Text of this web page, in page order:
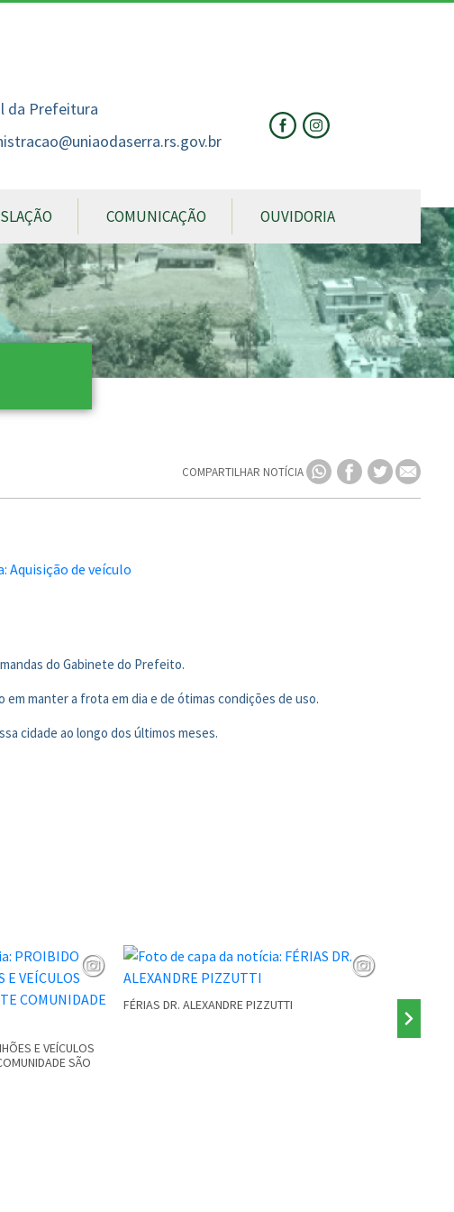
Fonte
Fonte
Original
da Prefeitura
COMUNICAÇÃO OUVIDORIA
COMPARTILHAR NOTÍCIA
do Gabinete do Prefeito.
manter a frota em dia e de ótimas condições de uso.
cidade ao longo dos últimos meses.
E VEÍCULOS
SÃO
FÉRIAS DR. ALEXANDRE PIZZUTTI PONTE